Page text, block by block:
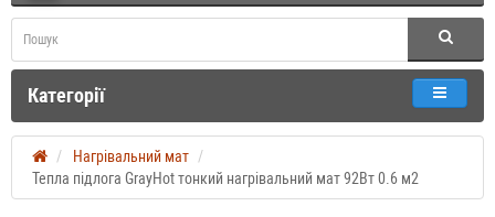
Категорії
Нагрівальний мат
Тепла підлога GrayHot тонкий нагрівальний мат 92Вт 0.6 м2